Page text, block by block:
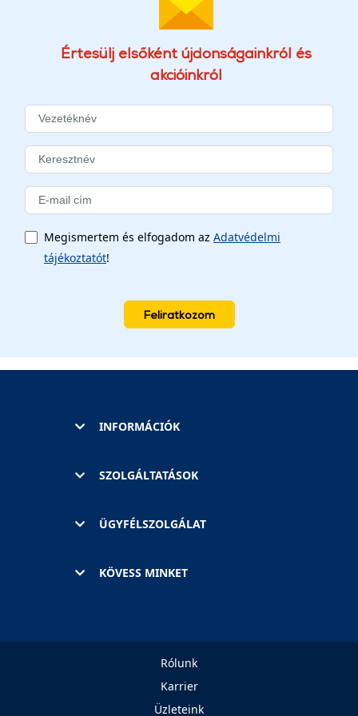
Értesülj elsőként újdonságainkról és
akcióinkról
Megismertem és elfogadom az Adatvédelmi
tájékoztatót!
Feliratkozom
INFORMÁCIÓK
SZOLGÁLTATÁSOK
ÜGYFÉLSZOLGÁLAT
KÖVESS MINKET
Rólunk
Karrier
Üzleteink